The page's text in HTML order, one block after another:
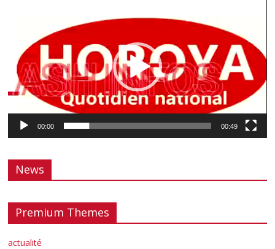
00:00 00:49
News
Premium Themes
actualité